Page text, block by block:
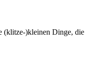
(klitze-)kleinen Dinge, die